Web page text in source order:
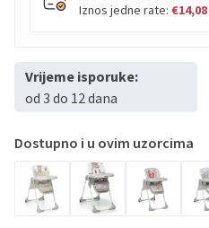
Iznos jedne rate: €14,08
PBZ
PBZ
Erste
Maestro
Erste
Master
Erste
Visa
Vrijeme isporuke:
od 3 do 12 dana
Dostupno i u ovim uzorcima